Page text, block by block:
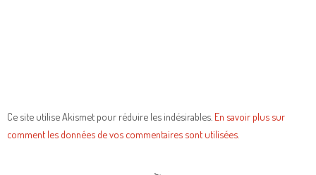
Ce site utilise Akismet pour réduire les indésirables. En savoir plus sur
comment les données de vos commentaires sont utilisées